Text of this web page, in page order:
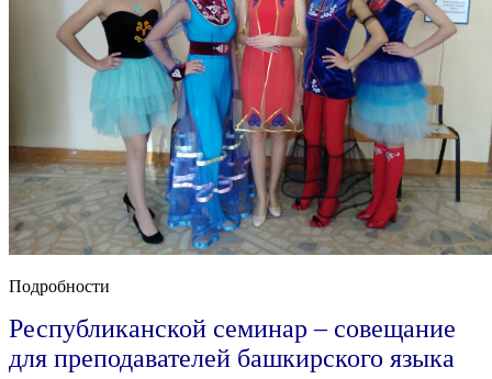
Подробности
Республиканской семинар – совещание
для преподавателей башкирского языка